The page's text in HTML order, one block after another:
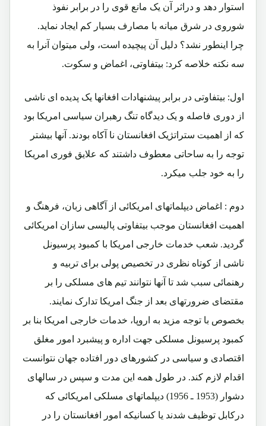
استوار دهد و دراثر آن یک مانع قوی را در برابر نفوذ
شوروی در شرق میانه با مصارف بسیار کم ایجاد نماید.
چرا اینطور نشد؟ دلیل آن پیچیده است، ولی میتوان آنرا به
سه نکته خلاصه کرد: بیتفاوتی، اغماض و سکوت.
اول: بیتفاوتی در برابر پیشنهادات افغانها یک پدیده ای ناشی
از دوری فاصله و یک دیدگاه تنگ رهبران سیاسی امریکا بود
که از اهمیت ستراتژیک افغانستان نا آکاه بودند. آنها بیشتر
توجه را به ساحاتی معطوف داشتند که علایق فوری امریکا
را به خود جلب میکرد.
دوم : اغماض دیپلماتهای امریکائی از آگاهی زبان، فرهنگ و
اهمیت افغانستان موجب بیتفاوتی پالیسی سازان امریکائی
گردید. شعب خدمات خارجی امریکا با کمبود پرسیونل
ناشی از کوتاه نظری در تخصیص پولی برای تربیه و
رهنمائی سبب شد تا آنها نتوانند تیم های مسلکی را بر
مقتضای ضرورتهای بعد از جنگ امریکا تدارک نمایند.
بخصوص با توجه مزید به اروپا، خدمات خارجی امریکا بنا بر
کمبود پرسیونل مسلکی جهت اداره و پیشبرد امور مغلق
اقتصادی و سیاسی در کشورهای دور افتاده جهان نتوانست
اقدام لازم کند. در طول همه این مدت و سپس در سالهای
دشوار (1953 ـ 1956) دیپلماتهای مسلکی امریکائی که
درکابل توظیف شدند یا کسانیکه امور افغانستان را در